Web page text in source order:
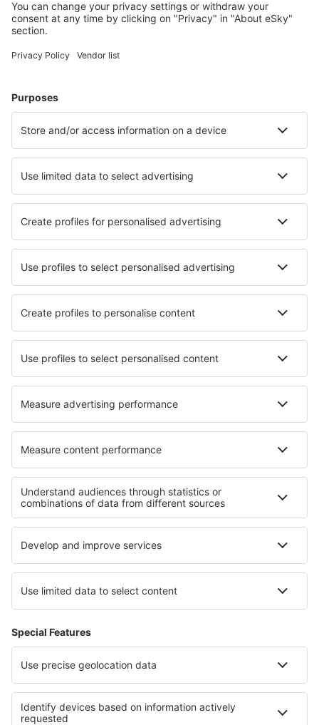
Hoteluri în Norvegia - Orașe populare
Hoteluri în Oslo
Hoteluri în Rollag Hoteluri în Namsos
Hoteluri în Skjærhalden
Cele mai bune hoteluri - orașe
Hoteluri în La Rafigne Hoteluri în Langrickenbach
Hoteluri în Ury Hoteluri în Janki
Hoteluri Villa Del Totoral Hoteluri în Solec k. Piaseczna
Hoteluri în Tirur Hoteluri în Casalgrande
Cele mai bune hoteluri - regiuni
Hoteluri in Parcul Național Sør-Spitsbergen
Hoteluri in Parcul Național Rago
Hoteluri in Parcul Național Folgefonna
Hoteluri in Parcul Național Jotunheimen Hoteluri in Haskovo
Hoteluri in Parcul Național Saguaro Hoteluri in Alexandria